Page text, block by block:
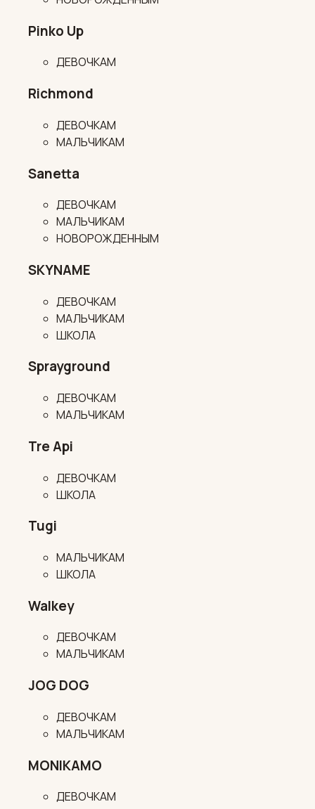
Pinko Up
ДЕВОЧКАМ
Richmond
ДЕВОЧКАМ
МАЛЬЧИКАМ
Sanetta
ДЕВОЧКАМ
МАЛЬЧИКАМ
НОВОРОЖДЕННЫМ
SKYNAME
ДЕВОЧКАМ
МАЛЬЧИКАМ
ШКОЛА
Sprayground
ДЕВОЧКАМ
МАЛЬЧИКАМ
Tre Api
ДЕВОЧКАМ
ШКОЛА
Tugi
МАЛЬЧИКАМ
ШКОЛА
Walkey
ДЕВОЧКАМ
МАЛЬЧИКАМ
JOG DOG
ДЕВОЧКАМ
МАЛЬЧИКАМ
MONIKAMO
ДЕВОЧКАМ